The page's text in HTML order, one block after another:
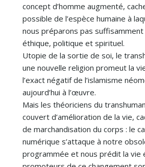
concept d’homme augmenté,
possible de l’espèce humaine à
nous préparons pas suffisamment
éthique, politique et spirituel.
Utopie de la sortie de soi, le
une nouvelle religion promeut la
l’exact négatif de l’islamisme
aujourd’hui à l’œuvre.
Mais les théoriciens du
couvert d’amélioration de la vie,
de marchandisation du corps : le
numérique s’attaque à notre
programmée et nous prédit la vie